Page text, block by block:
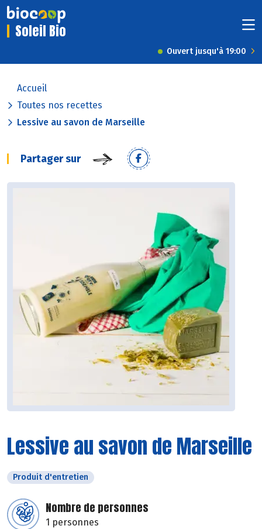
Soleil Bio
Ouvert jusqu'à 19:00
Accueil
Toutes nos recettes
Lessive au savon de Marseille
Partager sur
Lessive au savon de Marseille
Produit d'entretien
Nombre de personnes
1 personnes